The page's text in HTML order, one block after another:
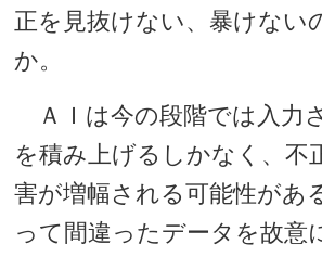
正を見抜けない、暴けない
か。
ＡＩは今の段階では入力
を積み上げるしかなく、不
害が増幅される可能性があ
って間違ったデータを故意